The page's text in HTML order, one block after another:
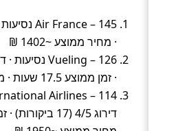
· מחיר ממוצע ~1402 ₪
· זמן ממוצע 17.5 שעות · מחיר ממוצע ~867 ₪